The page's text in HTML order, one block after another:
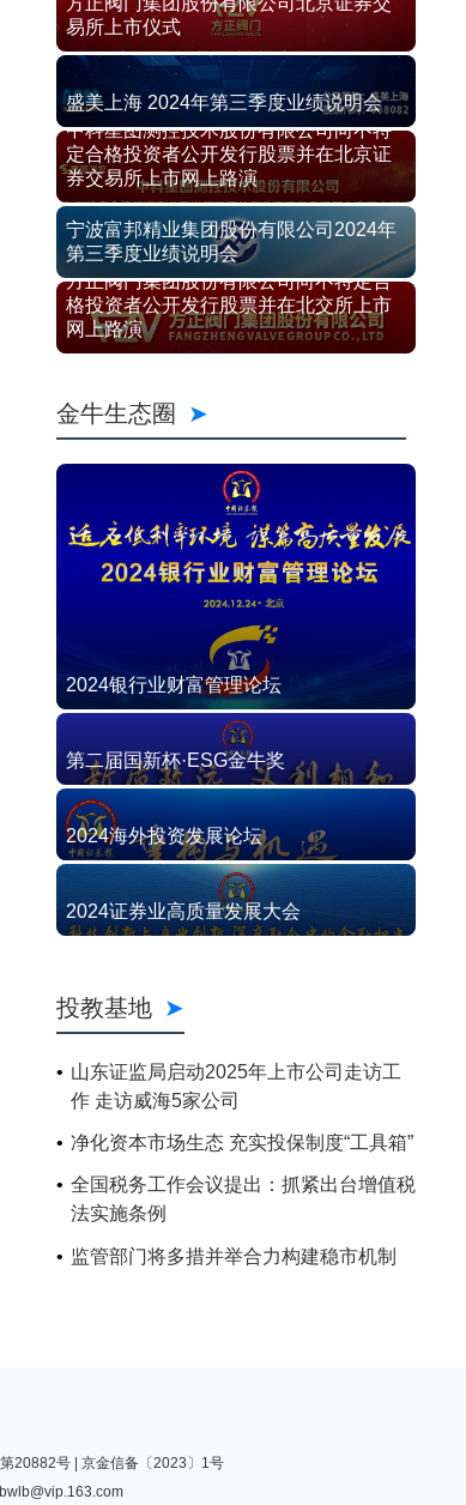
易所上市仪式
盛美上海 2024年第三季度业绩说明会
中科星图测控技术股份有限公司向不特
定合格投资者公开发行股票并在北京证
券交易所上市网上路演
宁波富邦精业集团股份有限公司2024年
第三季度业绩说明会
方正阀门集团股份有限公司向不特定合
格投资者公开发行股票并在北交所上市
网上路演
金牛生态圈
2024银行业财富管理论坛
第二届国新杯·ESG金牛奖
2024海外投资发展论坛
2024证券业高质量发展大会
投教基地
山东证监局启动2025年上市公司走访工
作 走访威海5家公司
净化资本市场生态 充实投保制度“工具箱”
全国税务工作会议提出：抓紧出台增值税
法实施条例
监管部门将多措并举合力构建稳市机制
20882号 | 京金信备〔2023〕1号